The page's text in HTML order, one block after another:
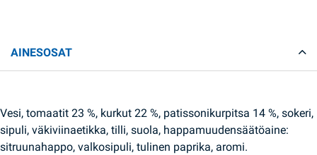
AINESOSAT
Vesi, tomaatit 23 %, kurkut 22 %, patissonikurpitsa 14 %, sokeri,
sipuli, väkiviinaetikka, tilli, suola, happamuudensäätöaine:
sitruunahappo, valkosipuli, tulinen paprika, aromi.